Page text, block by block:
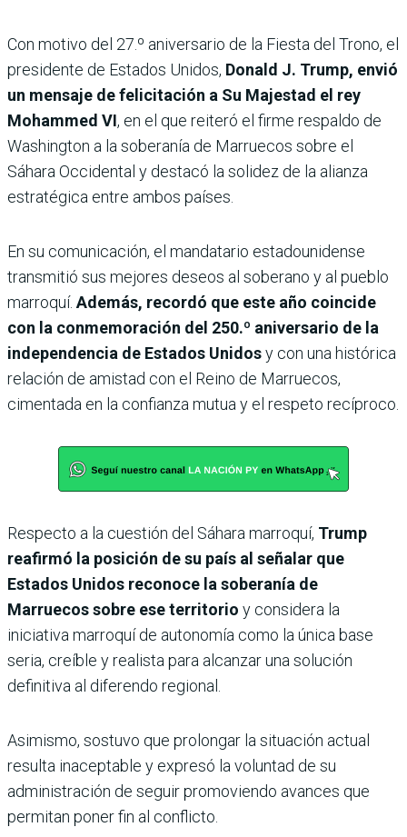
Con motivo del 27.º aniversario de la Fiesta del Trono, el
presidente de Estados Unidos, Donald J. Trump, envió
un mensaje de felicitación a Su Majestad el rey
Mohammed VI, en el que reiteró el firme respaldo de
Washington a la soberanía de Marruecos sobre el
Sáhara Occidental y destacó la solidez de la alianza
estratégica entre ambos países.
En su comunicación, el mandatario estadounidense
transmitió sus mejores deseos al soberano y al pueblo
marroquí. Además, recordó que este año coincide
con la conmemoración del 250.º aniversario de la
independencia de Estados Unidosy con una histórica
relación de amistad con el Reino de Marruecos,
cimentada en la confianza mutua y el respeto recíproco.
Respecto a la cuestión del Sáhara marroquí, Trump
reafirmó la posición de su país al señalar que
Estados Unidos reconoce la soberanía de
Marruecos sobre ese territorio y considera la
iniciativa marroquí de autonomía como la única base
seria, creíble y realista para alcanzar una solución
definitiva al diferendo regional.
Asimismo, sostuvo que prolongar la situación actual
resulta inaceptable y expresó la voluntad de su
administración de seguir promoviendo avances que
permitan poner fin al conflicto.